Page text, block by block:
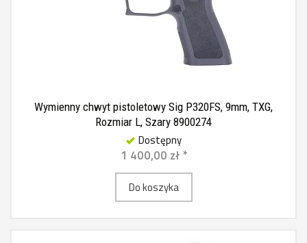
Wymienny chwyt pistoletowy Sig P320FS, 9mm, TXG,
Rozmiar L, Szary 8900274
Dostępny
1 400,00 zł *
Do koszyka